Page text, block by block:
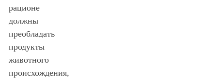
рационе
должны
преобладать
продукты
животного
происхождения,